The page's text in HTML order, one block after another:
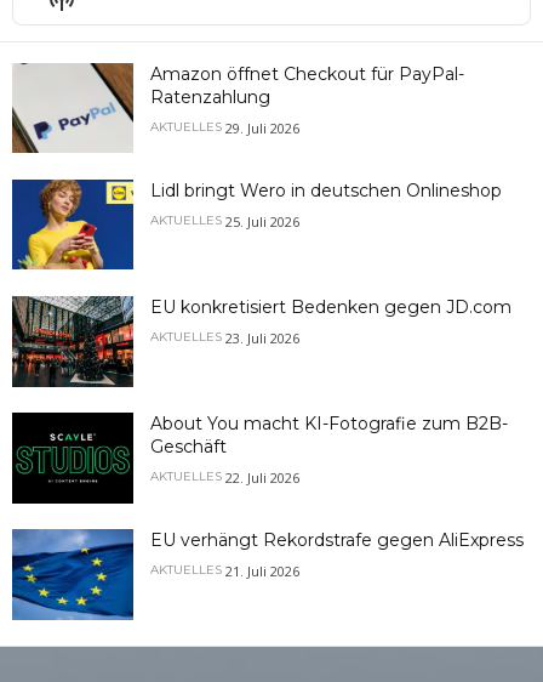
Podcast
Information
Amazon öffnet Checkout für PayPal-
Ratenzahlung
AKTUELLES 29. Juli 2026
Lidl bringt Wero in deutschen Onlineshop
AKTUELLES 25. Juli 2026
EU konkretisiert Bedenken gegen JD.com
AKTUELLES 23. Juli 2026
About You macht KI-Fotografie zum B2B-
Geschäft
AKTUELLES 22. Juli 2026
EU verhängt Rekordstrafe gegen AliExpress
AKTUELLES 21. Juli 2026